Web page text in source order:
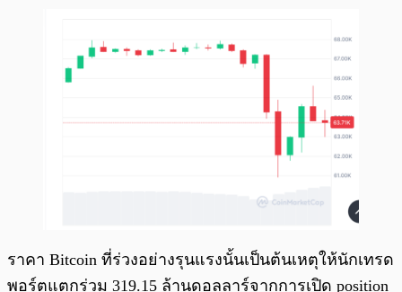
ราคา Bitcoin ที่ร่วงอย่างรุนแรงนั้นเป็นต้นเหตุให้นักเทรด
พอร์ตแตกร่วม 319.15 ล้านดอลลาร์จากการเปิด position